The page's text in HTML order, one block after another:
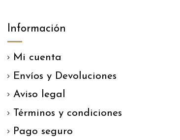
Información
Mi cuenta
Envíos y Devoluciones
Aviso legal
Términos y condiciones
Pago seguro